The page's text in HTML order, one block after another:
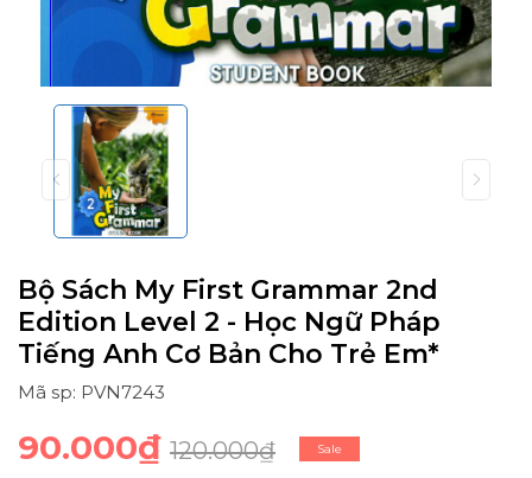
Bộ Sách My First Grammar 2nd
Edition Level 2 - Học Ngữ Pháp
Tiếng Anh Cơ Bản Cho Trẻ Em*
Mã sp: PVN7243
90.000₫ 120.000₫ Sale